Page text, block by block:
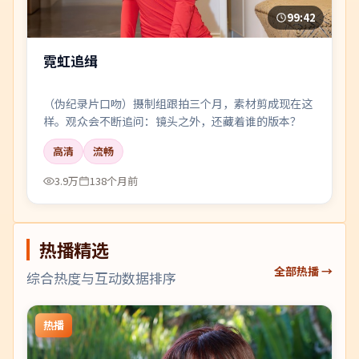
99:42
霓虹追缉
（伪纪录片口吻）摄制组跟拍三个月，素材剪成现在这
样。观众会不断追问：镜头之外，还藏着谁的版本？
高清
流畅
3.9万
138个月前
热播精选
综合热度与互动数据排序 全部热播 →
热播